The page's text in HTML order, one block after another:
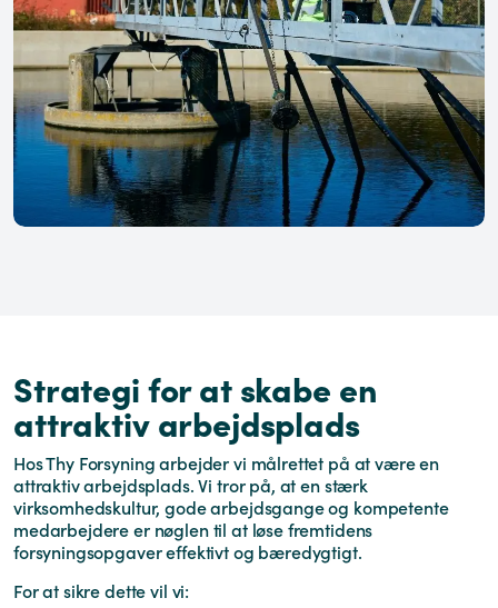
Strategi for at skabe en
attraktiv arbejdsplads
Hos Thy Forsyning arbejder vi målrettet på at være en
attraktiv arbejdsplads. Vi tror på, at en stærk
virksomhedskultur, gode arbejdsgange og kompetente
medarbejdere er nøglen til at løse fremtidens
forsyningsopgaver effektivt og bæredygtigt.
For at sikre dette vil vi: